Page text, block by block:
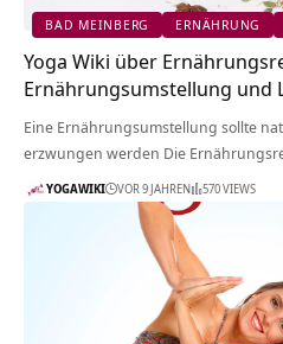
BAD MEINBERG ERNÄHRUNG
Yoga Wiki über
Ernährungsumstellung und
Eine Ernährungsumstellung sollte
erzwungen werden Die
YOGAWIKI VOR 9 JAHREN 570 VIEWS